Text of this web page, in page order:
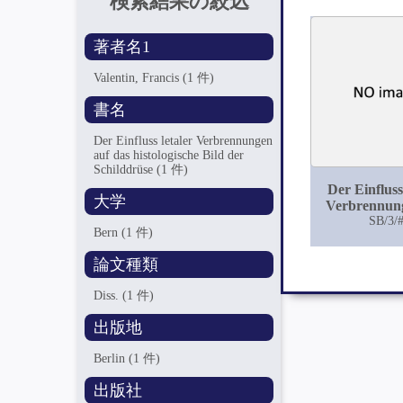
著者名1
Valentin, Francis(1 件)
書名
Der Einfluss letaler Verbrennungen
auf das histologische Bild der
Schilddrüse(1 件)
大学
Bern(1 件)
論文種類
Diss.(1 件)
出版地
Berlin(1 件)
出版社
Der
das
SB/3/#